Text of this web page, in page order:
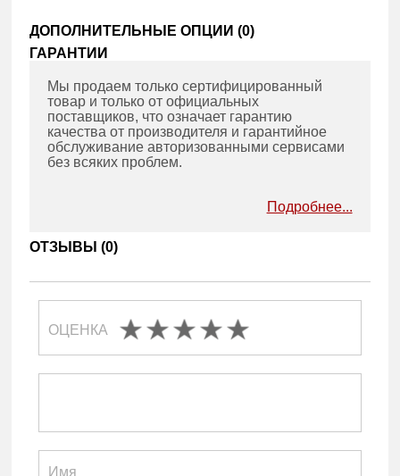
ДОПОЛНИТЕЛЬНЫЕ ОПЦИИ (0)
ГАРАНТИИ
Мы продаем только сертифицированный
товар и только от официальных
поставщиков, что означает гарантию
качества от производителя и гарантийное
обслуживание авторизованными сервисами
без всяких проблем.
Подробнее...
ОТЗЫВЫ (0)
ОЦЕНКА